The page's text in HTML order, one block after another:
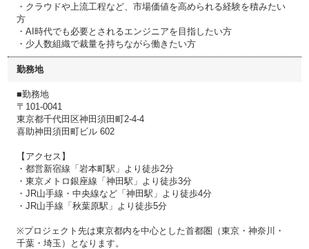
・クラウドや上流工程など、市場価値を高められる経験を積みたい
方
・AI時代でも必要とされるエンジニアを目指したい方
・少人数組織で裁量を持ちながら働きたい方
勤務地
■勤務地
〒101-0041
東京都千代田区神田須田町2-4-4
喜助神田須田町ビル 602
【アクセス】
・都営新宿線「岩本町駅」より徒歩2分
・東京メトロ銀座線「神田駅」より徒歩3分
・JR山手線・中央線など「神田駅」より徒歩4分
・JR山手線「秋葉原駅」より徒歩5分
※プロジェクト先は東京都内を中心とした首都圏（東京・神奈川・
千葉・埼玉）となります。